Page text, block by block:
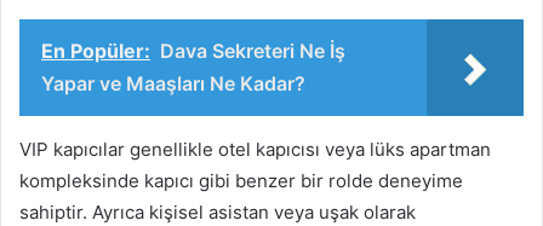
En Popüler: Dava Sekreteri Ne İş
Yapar ve Maaşları Ne Kadar?
VIP kapıcılar genellikle otel kapıcısı veya lüks apartman
kompleksinde kapıcı gibi benzer bir rolde deneyime
sahiptir. Ayrıca kişisel asistan veya uşak olarak